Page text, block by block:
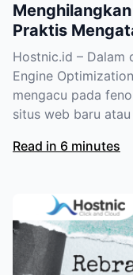
Praktis
Hostnic.id – Dalam
Engine
mengacu pada
situs web baru atau
Read in 6 minutes